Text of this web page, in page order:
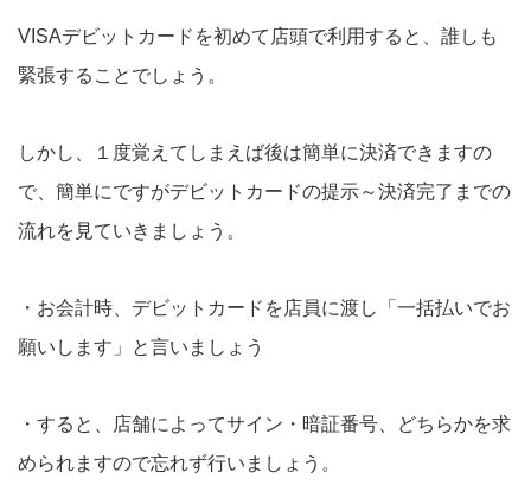
VISAデビットカードを初めて店頭で利用すると、誰しも
緊張することでしょう。
しかし、１度覚えてしまえば後は簡単に決済できますの
で、簡単にですがデビットカードの提示～決済完了までの
流れを見ていきましょう。
・お会計時、デビットカードを店員に渡し「一括払いでお
願いします」と言いましょう
・すると、店舗によってサイン・暗証番号、どちらかを求
められますので忘れず行いましょう。